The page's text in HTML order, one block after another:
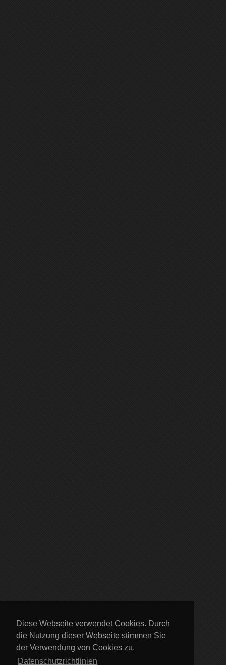
Diese Webseite verwendet Cookies. Durch
die Nutzung dieser Webseite stimmen Sie
der Verwendung von Cookies zu.
Datenschutzrichtlinien